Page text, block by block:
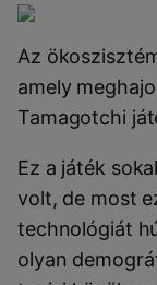
Az
amely
Tamagotchi
Ez a játék
volt, de most
technológiát
olyan